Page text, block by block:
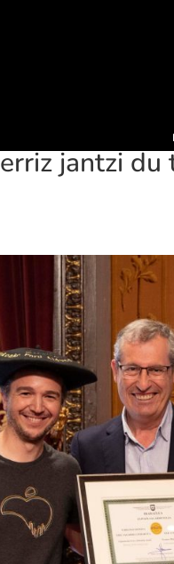
jantzi du